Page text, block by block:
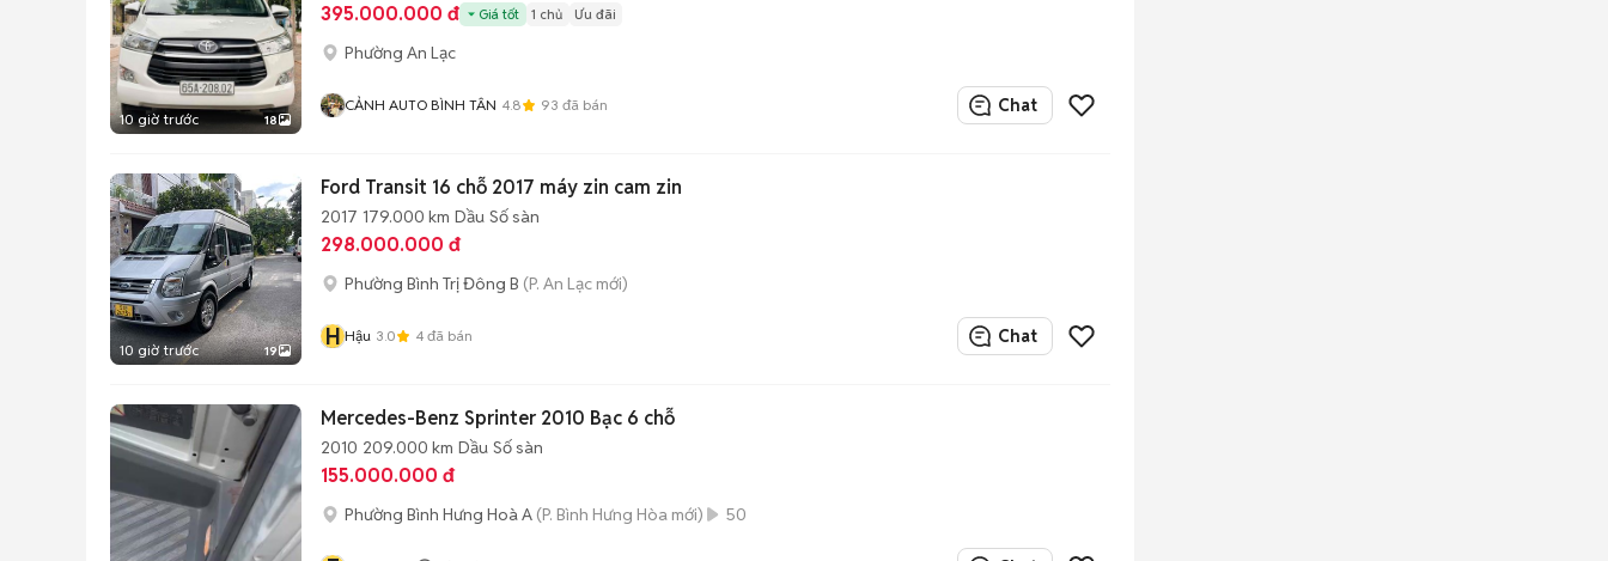
10 giờ trước 18
395.000.000 đ Giá tốt 1 chủ Ưu đãi
Phường An Lạc
CẢNH AUTO BÌNH TÂN 4.8 93 đã bán Chat
10 giờ trước 19
Ford Transit 16 chỗ 2017 máy zin cam zin
2017 179.000 km Dầu Số sàn
298.000.000 đ
Phường Bình Trị Đông B (P. An Lạc mới)
H Hậu 3.0 4 đã bán Chat
Mercedes-Benz Sprinter 2010 Bạc 6 chỗ
2010 209.000 km Dầu Số sàn
155.000.000 đ
Phường Bình Hưng Hoà A (P. Bình Hưng Hòa mới) 50